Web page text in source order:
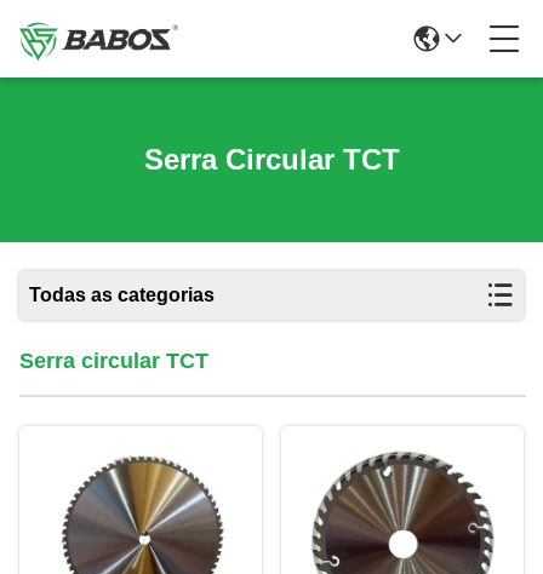
Serra Circular TCT
Todas as categorias
Serra circular TCT